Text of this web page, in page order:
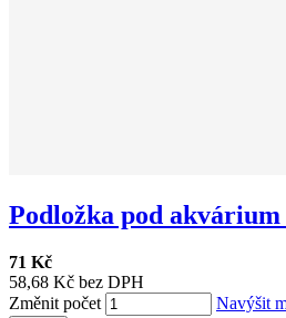
Podložka pod
71 Kč
58,68 Kč bez DPH
Změnit počet
Navýšit